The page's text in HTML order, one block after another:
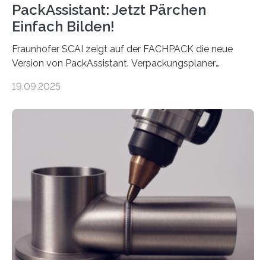
PackAssistant: Jetzt Pärchen
Einfach Bilden!
Fraunhofer SCAI zeigt auf der FACHPACK die neue
Version von PackAssistant. Verpackungsplaner
Automobil, Maschinenbau und in der Zulieferindustrie.
Teile als eine Einheit verpacken. Die Anordnung kann
der Benutzer vorgeben und erhält so mehr Kontrolle
über die Positionierung der Bauteile. Die ebenfalls neue
Automatisierungsschnittstelle dient dazu, die Software
besser in spezifische Unternehmensprozesse
einzubinden. Sankt Augustin – Zur Messe FACHPACK
vom 23. bis 25. September in Nürnberg…
19.09.2025